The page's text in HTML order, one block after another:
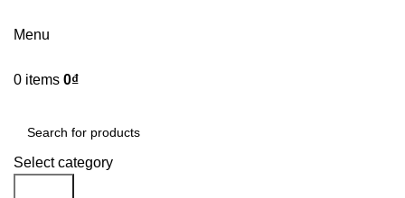
Menu
0 items 0₫
Select category